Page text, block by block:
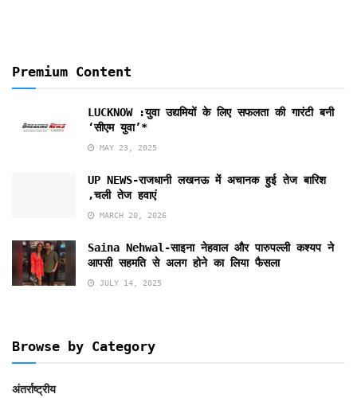
Premium Content
LUCKNOW :युवा उद्यमियों के लिए सफलता की गारंटी बनी
‘सीएम युवा’*
MAY 23, 2025
UP NEWS-राजधानी लखनऊ में अचानक हुई तेज बारिश
,चली तेज हवाएं
MARCH 20, 2026
Saina Nehwal-साइना नेहवाल और पारुपल्ली कश्यप ने
आपसी सहमति से अलग होने का लिया फैसला
JULY 14, 2025
Browse by Category
अंतर्राष्ट्रीय